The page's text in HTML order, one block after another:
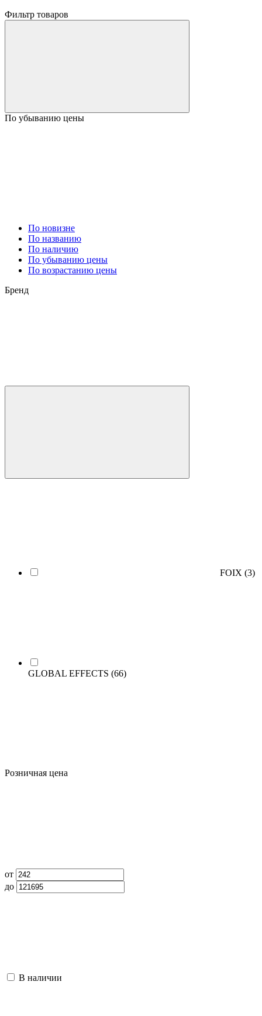
Фильтр товаров
По убыванию цены
По новизне
По названию
По наличию
По убыванию цены
По возрастанию цены
Бренд
FOIX (3)
GLOBAL EFFECTS (66)
Розничная цена
от
до
В наличии